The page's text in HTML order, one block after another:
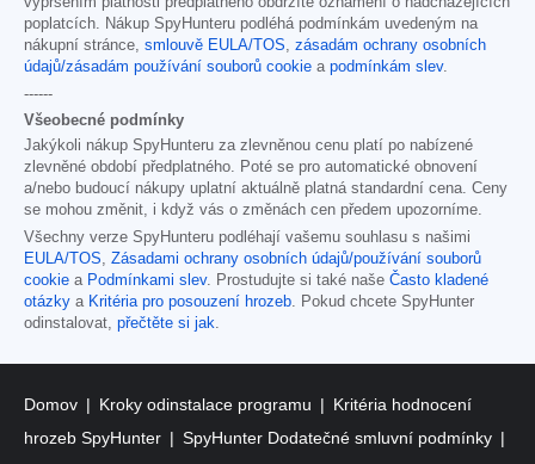
poplatcích. Nákup SpyHunteru podléhá podmínkám uvedeným na
nákupní stránce, smlouvě EULA/TOS
zásadám ochrany osobních
údajů/zásadám používání souborů cookie a podmínkám slev.
------
Všeobecné podmínky
Jakýkoli nákup SpyHunteru za zlevněnou cenu platí po nabízené
zlevněné období předplatného. Poté se pro automatické obnovení
a/nebo budoucí nákupy uplatní aktuálně platná standardní cena. Ceny
se mohou změnit, i když vás o změnách cen předem upozorníme.
Všechny verze SpyHunteru podléhají vašemu souhlasu s našimi
EULA/TOS
Zásadami ochrany osobních údajů/používání souborů
cookie a Podmínkami slev. Prostudujte si také naše Často kladené
otázky a Kritéria pro posouzení hrozeb . Pokud chcete SpyHunter
odinstalovat, přečtěte si jak
Domov Kroky odinstalace programu
Kritéria hodnocení
hrozeb SpyHunter
SpyHunter Dodatečné smluvní podmínky